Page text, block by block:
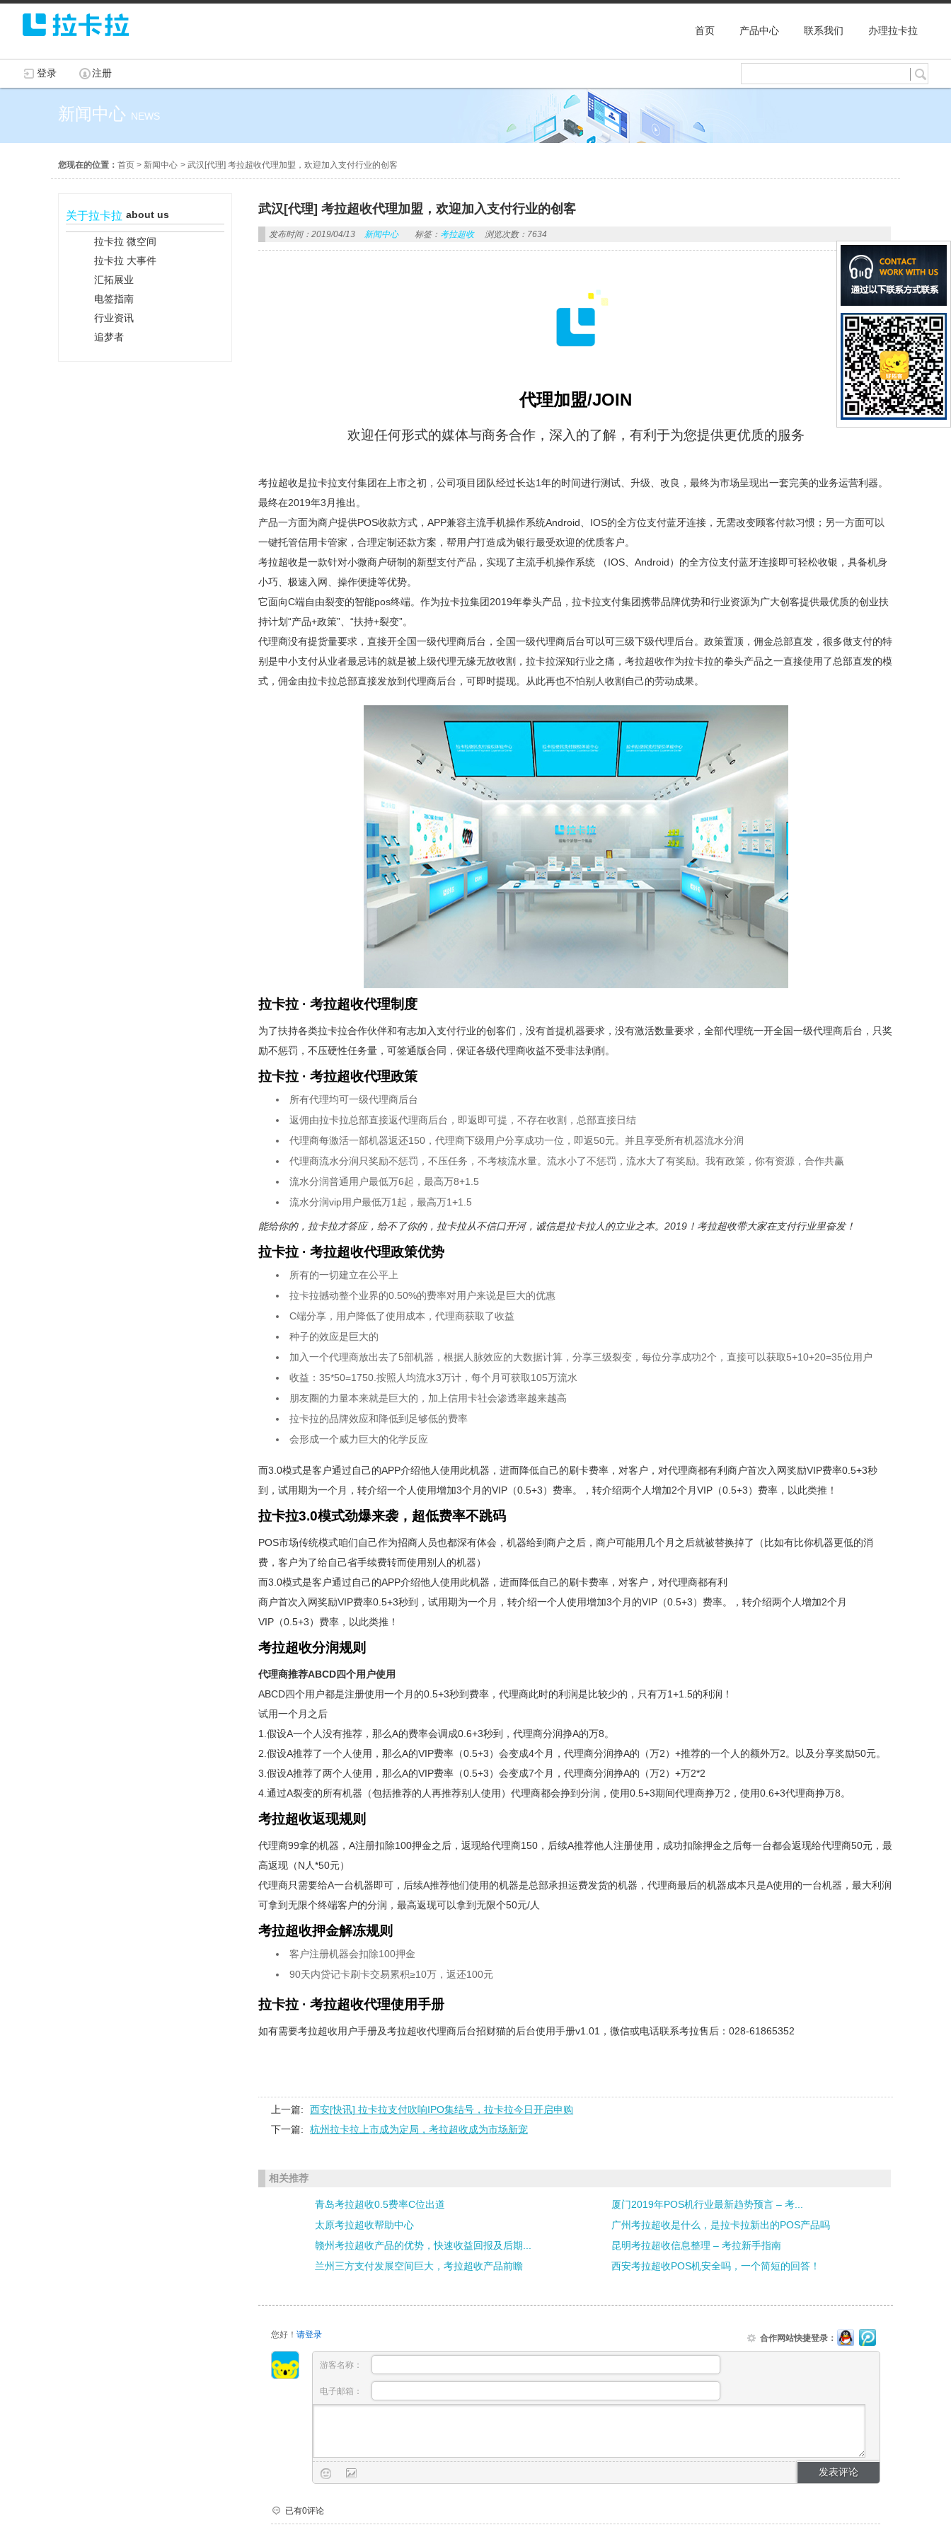
首页 产品中心 联系我们 办理拉卡拉
登录 注册
新闻中心 NEWS
您现在的位置： 首页 > 新闻中心 > 武汉[代理] 考拉超收代理加盟，欢迎加入支付行业的创客
关于拉卡拉 about us
拉卡拉 微空间
拉卡拉 大事件
汇拓展业
电签指南
行业资讯
追梦者
武汉[代理] 考拉超收代理加盟，欢迎加入支付行业的创客
发布时间：2019/04/13 新闻中心 标签： 考拉超收 浏览次数：7634
代理加盟/JOIN
欢迎任何形式的媒体与商务合作，深入的了解，有利于为您提供更优质的服务
考拉超收是拉卡拉支付集团在上市之初，公司项目团队经过长达1年的时间进行测试、升级、改良，最终为市场呈现出一套完美的业务运营利器。
最终在2019年3月推出。
产品一方面为商户提供POS收款方式，APP兼容主流手机操作系统Android、IOS的全方位支付蓝牙连接，无需改变顾客付款习惯；另一方面可以
一键托管信用卡管家，合理定制还款方案，帮用户打造成为银行最受欢迎的优质客户。
考拉超收是一款针对小微商户研制的新型支付产品，实现了主流手机操作系统 （IOS、Android）的全方位支付蓝牙连接即可轻松收银，具备机身
小巧、极速入网、操作便捷等优势。
它面向C端自由裂变的智能pos终端。作为拉卡拉集团2019年拳头产品，拉卡拉支付集团携带品牌优势和行业资源为广大创客提供最优质的创业扶
持计划“产品+政策”、“扶持+裂变”。
代理商没有提货量要求，直接开全国一级代理商后台，全国一级代理商后台可以可三级下级代理后台。政策置顶，佣金总部直发，很多做支付的特
别是中小支付从业者最忌讳的就是被上级代理无缘无故收割，拉卡拉深知行业之痛，考拉超收作为拉卡拉的拳头产品之一直接使用了总部直发的模
式，佣金由拉卡拉总部直接发放到代理商后台，可即时提现。从此再也不怕别人收割自己的劳动成果。
拉卡拉 · 考拉超收代理制度
为了扶持各类拉卡拉合作伙伴和有志加入支付行业的创客们，没有首提机器要求，没有激活数量要求，全部代理统一开全国一级代理商后台，只奖
励不惩罚，不压硬性任务量，可签通版合同，保证各级代理商收益不受非法剥削。
拉卡拉 · 考拉超收代理政策
所有代理均可一级代理商后台
返佣由拉卡拉总部直接返代理商后台，即返即可提，不存在收割，总部直接日结
代理商每激活一部机器返还150，代理商下级用户分享成功一位，即返50元。并且享受所有机器流水分润
代理商流水分润只奖励不惩罚，不压任务，不考核流水量。流水小了不惩罚，流水大了有奖励。我有政策，你有资源，合作共赢
流水分润普通用户最低万6起，最高万8+1.5
流水分润vip用户最低万1起，最高万1+1.5
能给你的，拉卡拉才答应，给不了你的，拉卡拉从不信口开河，诚信是拉卡拉人的立业之本。2019！考拉超收带大家在支付行业里奋发！
拉卡拉 · 考拉超收代理政策优势
所有的一切建立在公平上
拉卡拉撼动整个业界的0.50%的费率对用户来说是巨大的优惠
C端分享，用户降低了使用成本，代理商获取了收益
种子的效应是巨大的
加入一个代理商放出去了5部机器，根据人脉效应的大数据计算，分享三级裂变，每位分享成功2个，直接可以获取5+10+20=35位用户
收益：35*50=1750.按照人均流水3万计，每个月可获取105万流水
朋友圈的力量本来就是巨大的，加上信用卡社会渗透率越来越高
拉卡拉的品牌效应和降低到足够低的费率
会形成一个威力巨大的化学反应
而3.0模式是客户通过自己的APP介绍他人使用此机器，进而降低自己的刷卡费率，对客户，对代理商都有利商户首次入网奖励VIP费率0.5+3秒
到，试用期为一个月，转介绍一个人使用增加3个月的VIP（0.5+3）费率。，转介绍两个人增加2个月VIP（0.5+3）费率，以此类推！
拉卡拉3.0模式劲爆来袭，超低费率不跳码
POS市场传统模式咱们自己作为招商人员也都深有体会，机器给到商户之后，商户可能用几个月之后就被替换掉了（比如有比你机器更低的消
费，客户为了给自己省手续费转而使用别人的机器）
而3.0模式是客户通过自己的APP介绍他人使用此机器，进而降低自己的刷卡费率，对客户，对代理商都有利
商户首次入网奖励VIP费率0.5+3秒到，试用期为一个月，转介绍一个人使用增加3个月的VIP（0.5+3）费率。，转介绍两个人增加2个月
VIP（0.5+3）费率，以此类推！
考拉超收分润规则
代理商推荐ABCD四个用户使用
ABCD四个用户都是注册使用一个月的0.5+3秒到费率，代理商此时的利润是比较少的，只有万1+1.5的利润！
试用一个月之后
1.假设A一个人没有推荐，那么A的费率会调成0.6+3秒到，代理商分润挣A的万8。
2.假设A推荐了一个人使用，那么A的VIP费率（0.5+3）会变成4个月，代理商分润挣A的（万2）+推荐的一个人的额外万2。以及分享奖励50元。
3.假设A推荐了两个人使用，那么A的VIP费率（0.5+3）会变成7个月，代理商分润挣A的（万2）+万2*2
4.通过A裂变的所有机器（包括推荐的人再推荐别人使用）代理商都会挣到分润，使用0.5+3期间代理商挣万2，使用0.6+3代理商挣万8。
考拉超收返现规则
代理商99拿的机器，A注册扣除100押金之后，返现给代理商150，后续A推荐他人注册使用，成功扣除押金之后每一台都会返现给代理商50元，最
高返现（N人*50元）
代理商只需要给A一台机器即可，后续A推荐他们使用的机器是总部承担运费发货的机器，代理商最后的机器成本只是A使用的一台机器，最大利润
可拿到无限个终端客户的分润，最高返现可以拿到无限个50元/人
考拉超收押金解冻规则
客户注册机器会扣除100押金
90天内贷记卡刷卡交易累积≥10万，返还100元
拉卡拉 · 考拉超收代理使用手册
如有需要考拉超收用户手册及考拉超收代理商后台招财猫的后台使用手册v1.01，微信或电话联系考拉售后：028-61865352
上一篇:
西安[快讯] 拉卡拉支付吹响IPO集结号，拉卡拉今日开启申购
下一篇:
杭州拉卡拉上市成为定局，考拉超收成为市场新宠
相关推荐
青岛考拉超收0.5费率C位出道
厦门2019年POS机行业最新趋势预言 – 考...
太原考拉超收帮助中心
广州考拉超收是什么，是拉卡拉新出的POS产品吗
赣州考拉超收产品的优势，快速收益回报及后期...
昆明考拉超收信息整理 – 考拉新手指南
兰州三方支付发展空间巨大，考拉超收产品前瞻
西安考拉超收POS机安全吗，一个简短的回答！
您好！请登录 合作网站快捷登录：
游客名称：
电子邮箱：
已有0评论